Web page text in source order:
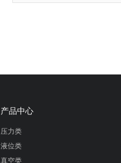
产品中心
压力类
液位类
真空类